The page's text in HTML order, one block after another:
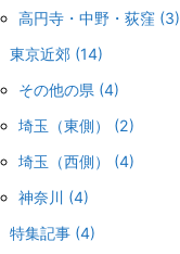
高円寺・中野・荻窪 (3)
東京近郊 (14)
その他の県 (4)
埼玉（東側） (2)
埼玉（西側） (4)
神奈川 (4)
特集記事 (4)